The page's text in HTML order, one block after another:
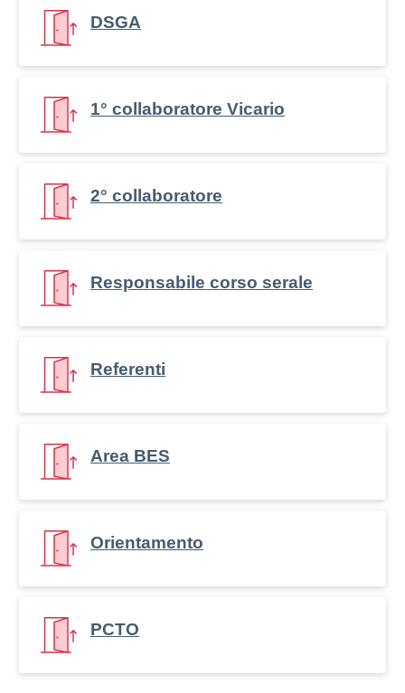
DSGA
1° collaboratore Vicario
2° collaboratore
Responsabile corso serale
Referenti
Area BES
Orientamento
PCTO